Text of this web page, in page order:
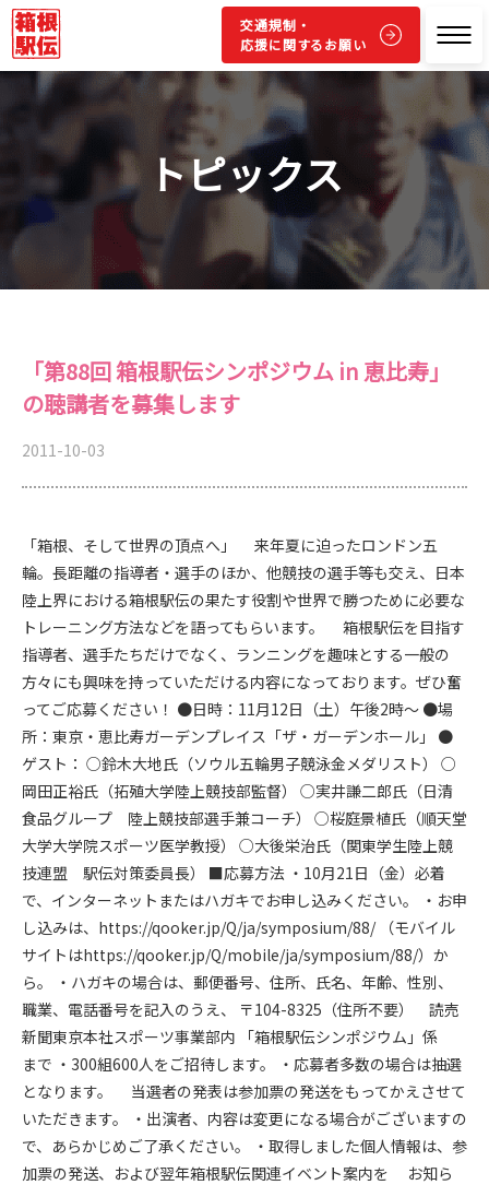
交通規制・
応援に関するお願い
トピックス
「第88回 箱根駅伝シンポジウム in 恵比寿」
の聴講者を募集します
2011-10-03
「箱根、そして世界の頂点へ」 来年夏に迫ったロンドン五
輪。長距離の指導者・選手のほか、他競技の選手等も交え、日本
陸上界における箱根駅伝の果たす役割や世界で勝つために必要な
トレーニング方法などを語ってもらいます。 箱根駅伝を目指す
指導者、選手たちだけでなく、ランニングを趣味とする一般の
方々にも興味を持っていただける内容になっております。ぜひ奮
ってご応募ください！ ●日時：11月12日（土）午後2時〜 ●場
所：東京・恵比寿ガーデンプレイス「ザ・ガーデンホール」 ●
ゲスト： ○鈴木大地氏（ソウル五輪男子競泳金メダリスト） ○
岡田正裕氏（拓殖大学陸上競技部監督） ○実井謙二郎氏（日清
食品グループ 陸上競技部選手兼コーチ） ○桜庭景植氏（順天堂
大学大学院スポーツ医学教授） ○大後栄治氏（関東学生陸上競
技連盟 駅伝対策委員長） ■応募方法 ・10月21日（金）必着
で、インターネットまたはハガキでお申し込みください。 ・お申
し込みは、https://qooker.jp/Q/ja/symposium/88/ （モバイル
サイトはhttps://qooker.jp/Q/mobile/ja/symposium/88/）か
ら。 ・ハガキの場合は、郵便番号、住所、氏名、年齢、性別、
職業、電話番号を記入のうえ、 〒104-8325（住所不要） 読売
新聞東京本社スポーツ事業部内 「箱根駅伝シンポジウム」係
まで ・300組600人をご招待します。 ・応募者多数の場合は抽選
となります。 当選者の発表は参加票の発送をもってかえさせて
いただきます。 ・出演者、内容は変更になる場合がございますの
で、あらかじめご了承ください。 ・取得しました個人情報は、参
加票の発送、および翌年箱根駅伝関連イベント案内を お知ら